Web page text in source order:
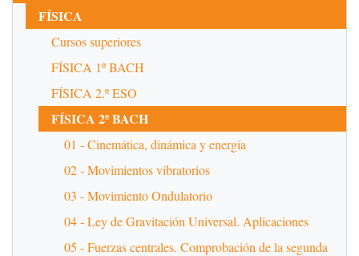
FÍSICA
Cursos superiores
FÍSICA 1º BACH
FÍSICA 2.º ESO
FÍSICA 2º BACH
01 - Cinemática, dinámica y energía
02 - Movimientos vibratorios
03 - Movimiento Ondulatorio
04 - Ley de Gravitación Universal. Aplicaciones
05 - Fuerzas centrales. Comprobación de la segunda